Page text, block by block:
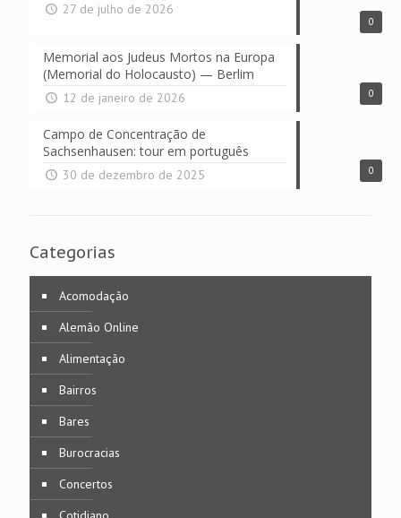
0
27 de julho de 2026
0
Memorial aos Judeus Mortos na Europa
(Memorial do Holocausto) — Berlim
12 de janeiro de 2026
0
Campo de Concentração de
Sachsenhausen: tour em português
30 de dezembro de 2025
Categorias
Acomodação
Alemão Online
Alimentação
Bairros
Bares
Burocracias
Concertos